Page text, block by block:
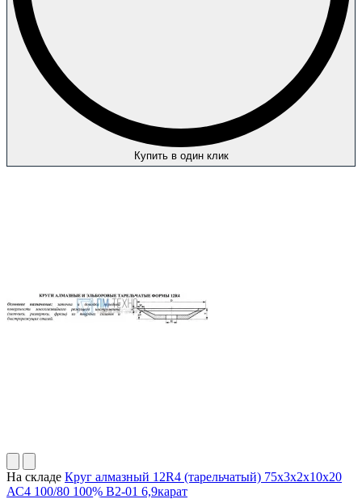
Купить в один клик
На складе Круг алмазный 12R4 (тарельчатый) 75х3х2х10х20
АС4 100/80 100% В2-01 6,9карат